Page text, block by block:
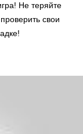
Не теряйте
свои